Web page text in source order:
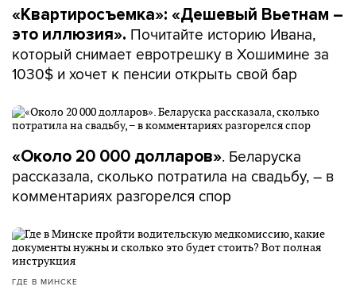
«Квартиросъемка»: «Дешевый Вьетнам –
это иллюзия». Почитайте историю Ивана,
который снимает евротрешку в Хошимине за
1030$ и хочет к пенсии открыть свой бар
«Около 20 000 долларов». Беларуска
рассказала, сколько потратила на свадьбу, – в
комментариях разгорелся спор
ГДЕ В МИНСКЕ